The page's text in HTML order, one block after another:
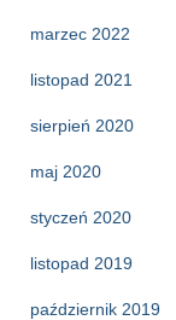
marzec 2022
listopad 2021
sierpień 2020
maj 2020
styczeń 2020
listopad 2019
październik 2019